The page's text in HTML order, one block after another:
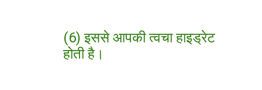
(6) इससे आपकी त्वचा हाइड्रेट
होती है।